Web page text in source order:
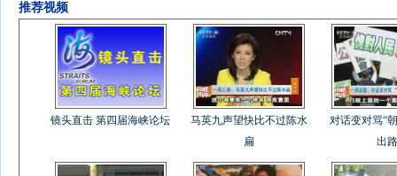
推荐视频
镜头直击 第四届海峡论坛 马英九声望快比不过陈水
扁
对话变对骂“
出路